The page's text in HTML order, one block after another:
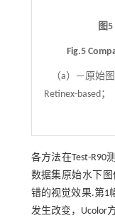
图
Fig.5
（a）—原始
Retinex-based
各方法在Test-R90
数据集原始水下
错的视觉效果.第1
发生改变，Ucolor